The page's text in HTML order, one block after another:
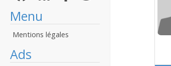
Menu
Mentions légales
Ads